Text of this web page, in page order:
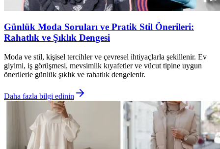
Günlük Moda Soruları ve Pratik Stil Önerileri:
Rahatlık ve Şıklık Dengesi
Moda ve stil, kişisel tercihler ve çevresel ihtiyaçlarla şekillenir. Ev
giyimi, iş görüşmesi, mevsimlik kıyafetler ve vücut tipine uygun
önerilerle günlük şıklık ve rahatlık dengelenir.
Daha fazla bilgi edinin